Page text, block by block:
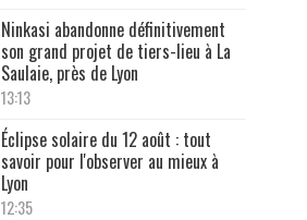
Ninkasi abandonne définitivement
son grand projet de tiers-lieu à La
Saulaie, près de Lyon
13:13
Éclipse solaire du 12 août : tout
savoir pour l'observer au mieux à
Lyon
12:35